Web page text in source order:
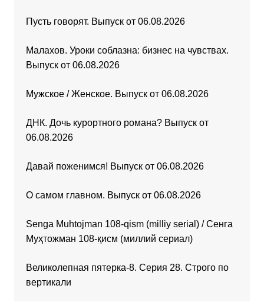
Пусть говорят. Выпуск от 06.08.2026
Малахов. Уроки соблазна: бизнес на чувствах.
Выпуск от 06.08.2026
Мужское / Женское. Выпуск от 06.08.2026
ДНК. Дочь курортного романа? Выпуск от
06.08.2026
Давай поженимся! Выпуск от 06.08.2026
О самом главном. Выпуск от 06.08.2026
Senga Muhtojman 108-qism (milliy serial) / Сенга
Муҳтожман 108-қисм (миллий сериал)
Великолепная пятерка-8. Серия 28. Строго по
вертикали